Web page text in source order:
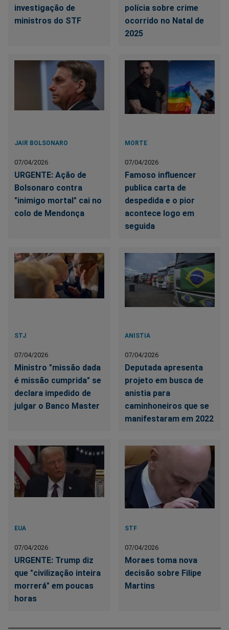
investigação de
ministros do STF
polícia sobre crime
ocorrido no Natal de
2025
JAIR BOLSONARO
07/04/2026
URGENTE: Ação de
Bolsonaro contra
"inimigo mortal" cai no
colo de Mendonça
MORTE
07/04/2026
Famoso influencer
publica carta de
despedida e o pior
acontece logo em
seguida
STJ
07/04/2026
Ministro "missão dada
é missão cumprida" se
declara impedido de
julgar o Banco Master
ANISTIA
07/04/2026
Deputada apresenta
projeto em busca de
anistia para
caminhoneiros que se
manifestaram em 2022
EUA
07/04/2026
URGENTE: Trump diz
que "civilização inteira
morrerá" em poucas
horas
STF
07/04/2026
Moraes toma nova
decisão sobre Filipe
Martins